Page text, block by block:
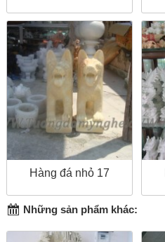
Hàng đá nhỏ 17
Những sản phẩm khác: